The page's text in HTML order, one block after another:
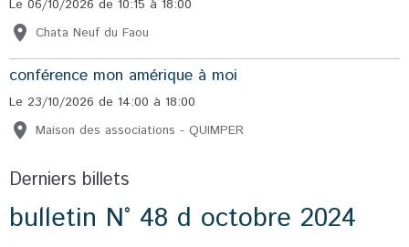
Le 06/10/2026 de 10:15 à 18:00
Chata Neuf du Faou
conférence mon amérique à moi
Le 23/10/2026 de 14:00 à 18:00
Maison des associations - QUIMPER
Derniers billets
bulletin N° 48 d octobre 2024